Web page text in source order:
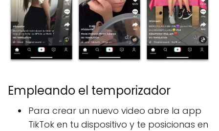
Empleando el temporizador
Para crear un nuevo video abre la app
TikTok en tu dispositivo y te posicionas en